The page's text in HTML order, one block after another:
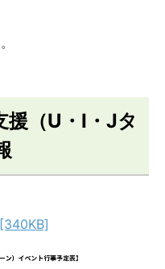
援（U・I・Jタ